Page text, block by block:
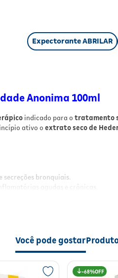
Alívio
Com o uso
para
respeitando
etária. A
semana,
e
Expectorante ABRILAR
Anonima 100ml
indicado para o tratamento
ativo o extrato seco de
bronquiais.
agudas e crônicas.
sintomas como tosse e
Você pode gostar
68%